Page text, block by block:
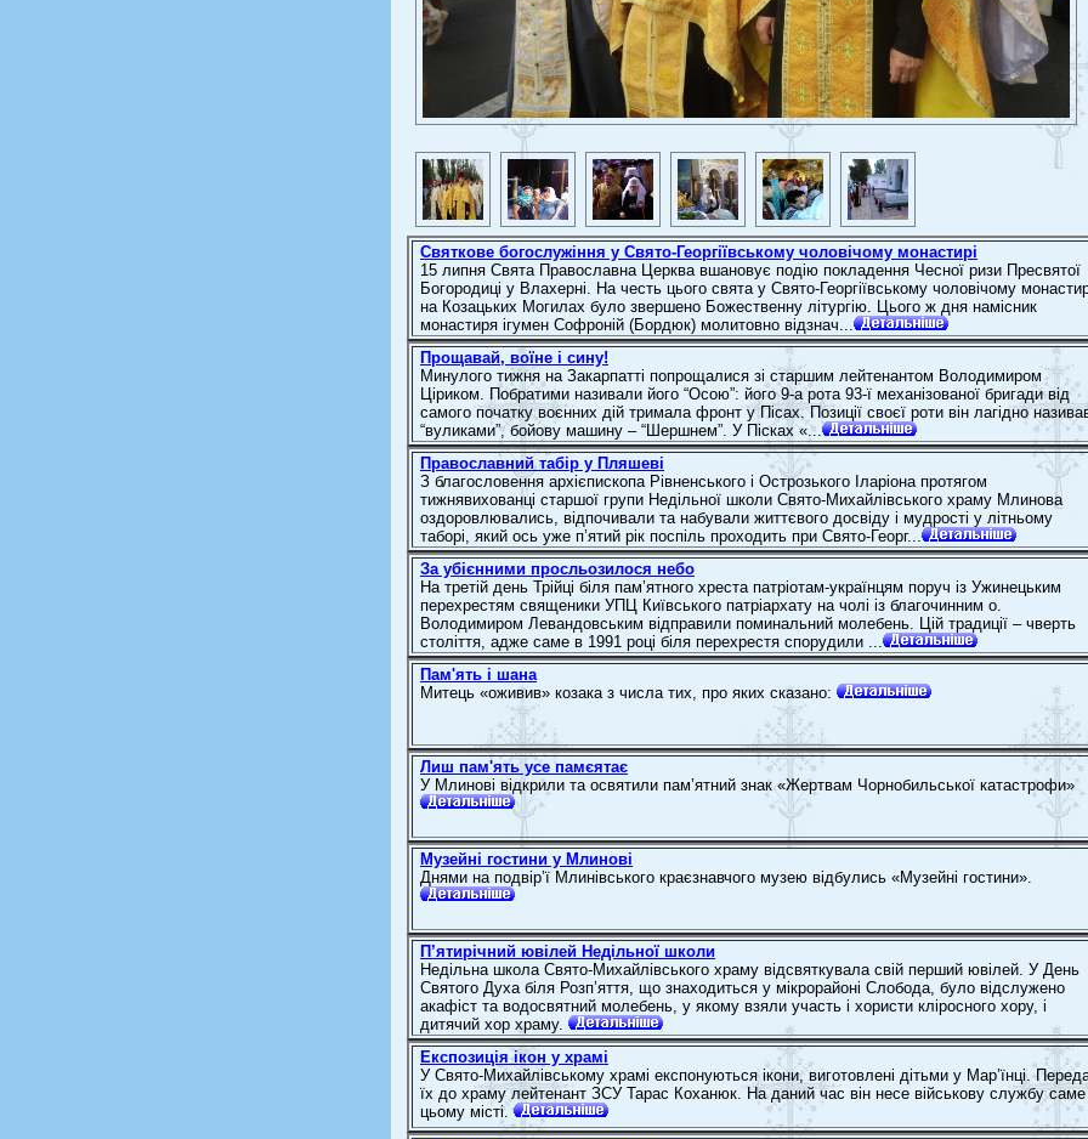
Святкове богослужіння у Свято-Георгіївському чоловічому монастирі
15 липня Свята Православна Церква вшановує подію покладення Чесної ризи Пресвятої
Богородиці у Влахерні. На честь цього свята у Свято-Георгіївському чоловічому
на Козацьких Могилах було звершено Божественну літургію. Цього ж дня намісник
монастиря ігумен Софроній (Бордюк) молитовно відзнач...
Прощавай, воїне і сину!
Минулого тижня на Закарпатті попрощалися зі старшим лейтенантом Володимиром
Ціриком. Побратими називали його “Осою”: його 9-а рота 93-ї механізованої бригади від
самого початку воєнних дій тримала фронт у Пісах. Позиції своєї роти він лагідно
“вуликами”, бойову машину – “Шершнем”. У Пісках «...
Православний табір у Пляшеві
З благословення архієпископа Рівненського і Острозького Іларіона протягом
тижнявихованці старшої групи Недільної школи Свято-Михайлівського храму Млинова
оздоровлювались, відпочивали та набували життєвого досвіду і мудрості у літньому
таборі, який ось уже п’ятий рік поспіль проходить при Свято-Георг...
За убієнними просльозилося небо
На третій день Трійці біля пам’ятного хреста патріотам-українцям поруч із Ужинецьким
перехрестям священики УПЦ Київського патріархату на чолі із благочинним о.
Володимиром Левандовським відправили поминальний молебень. Цій традиції – чверть
століття, адже саме в 1991 році біля перехрестя спорудили ...
Пам'ять і шана
Митець «оживив» козака з числа тих, про яких сказано:
Лиш пам'ять усе памєятає
У Млинові відкрили та освятили пам’ятний знак «Жертвам Чорнобильської катастрофи»
Музейні гостини у Млинові
Днями на подвір’ї Млинівського краєзнавчого музею відбулись «Музейні гостини».
П’ятирічний ювілей Недільної школи
Недільна школа Свято-Михайлівського храму відсвяткувала свій перший ювілей. У День
Святого Духа біля Розп’яття, що знаходиться у мікрорайоні Слобода, було відслужено
акафіст та водосвятний молебень, у якому взяли участь і хористи кліросного хору, і
дитячий хор храму.
Експозиція ікон у храмі
У Свято-Михайлівському храмі експонуються ікони, виготовлені дітьми у Мар’їнці.
їх до храму лейтенант ЗСУ Тарас Коханюк. На даний час він несе військову службу
цьому місті.